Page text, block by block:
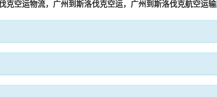
克空运物流，广州到斯洛伐克空运，广州到斯洛伐克航空运输